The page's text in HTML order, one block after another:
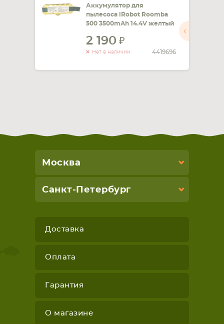
Аккумулятор для
пылесоса iRobot Roomba
500 3500mAh 14.4V желтый
2 190
Нет в наличии 4419696
Москва
Санкт-Петербург
Доставка
Оплата
Гарантия
О магазине